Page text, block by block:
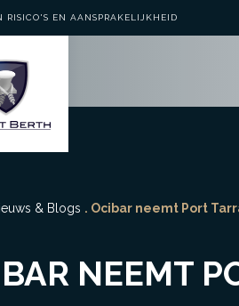
EN AANSPRAKELIJKHEID
& Blogs . Ocibar neemt Port
NEEMT